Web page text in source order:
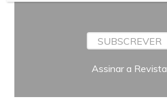
SUBSCREVER
Assinar a Revista